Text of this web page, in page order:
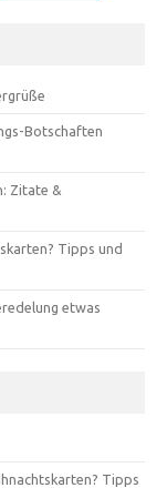
Botschaften
Zitate &
Tipps und
etwas
Tipps